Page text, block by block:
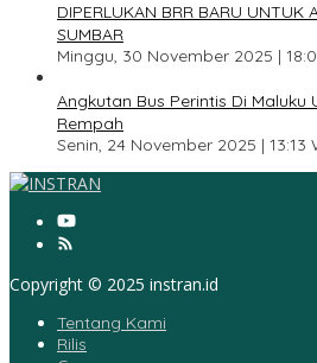
DIPERLUKAN BRR BARU UNTUK
SUMBAR
Minggu, 30 November 2025 |
Angkutan Bus Perintis Di
Rempah
Senin, 24 November 2025 | 13:13
Copyright © 2025 instran.id
Tentang Kami
Rilis